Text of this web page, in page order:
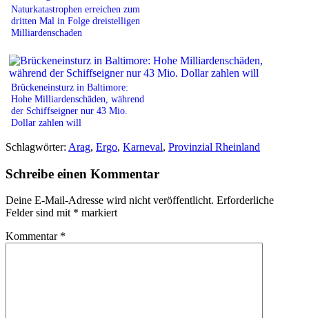
Naturkatastrophen erreichen zum
dritten Mal in Folge dreistelligen
Milliardenschaden
Brückeneinsturz in Baltimore:
Hohe Milliardenschäden, während
der Schiffseigner nur 43 Mio.
Dollar zahlen will
Schlagwörter: Arag, Ergo, Karneval, Provinzial Rheinland
Schreibe einen Kommentar
Deine E-Mail-Adresse wird nicht veröffentlicht. Erforderliche
Felder sind mit * markiert
Kommentar *